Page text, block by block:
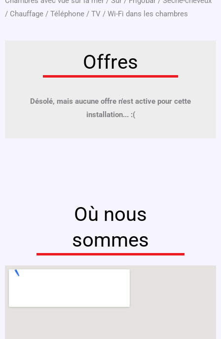
/ Chauffage / Téléphone / TV / Wi-Fi dans les chambres
Offres
Désolé, mais aucune offre n'est active pour cette
installation... :(
Où nous
sommes